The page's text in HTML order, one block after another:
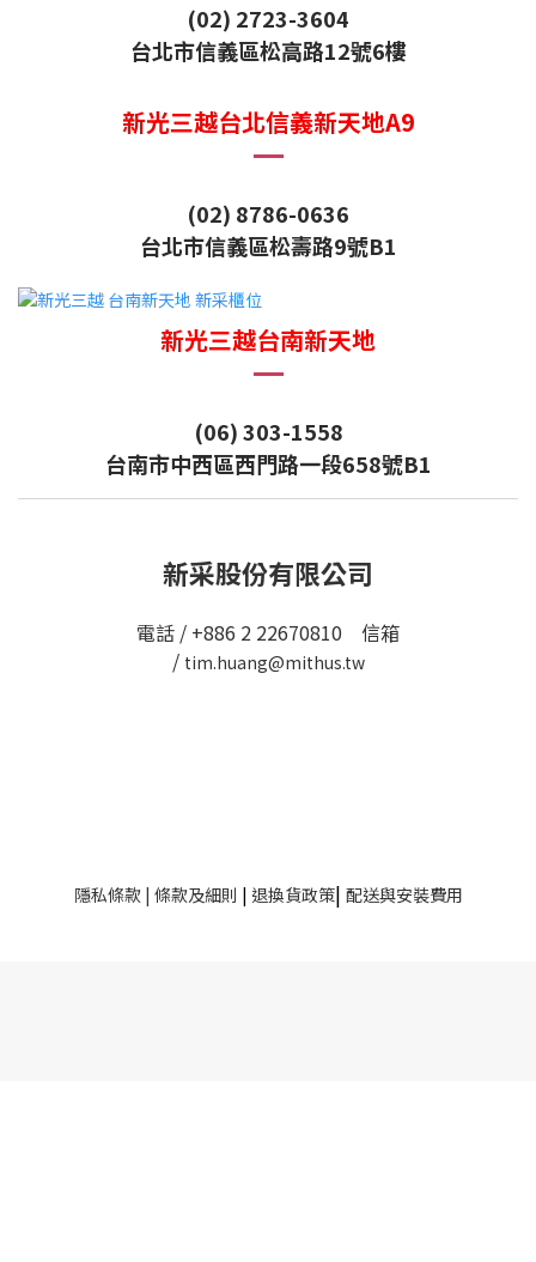
(02) 2723-3604
台北市信義區松高路12號6樓
新光三越台北信義新天地A9
(02) 8786-0636
台北市信義區松壽路9號B1
新光三越台南新天地
(06) 303-1558
台南市中西區西門路一段658號B1
新采股份有限公司
電話 / +886 2 22670810 信箱
/ tim.huang@mithus.tw
隱私條款| 條款及細則 | 退換貨政策| 配送與安裝費用